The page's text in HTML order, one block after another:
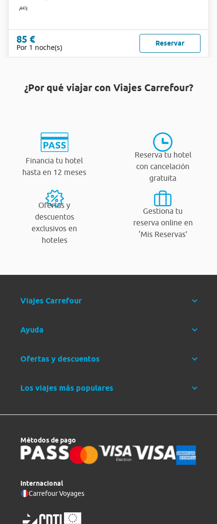
85 €
Por 1 noche(s) Reservar
¿Por qué viajar con Viajes Carrefour?
Financia tu hotel
hasta en 12 meses
Reserva tu hotel
con cancelación
gratuita
Ofertas y
descuentos
exclusivos en
hoteles
Gestiona tu
reserva online en
‘Mis Reservas’
Viajes Carrefour
Ayuda
Ofertas y descuentos
Los viajes más populares
Métodos de pago
Internacional
Carrefour Voyages